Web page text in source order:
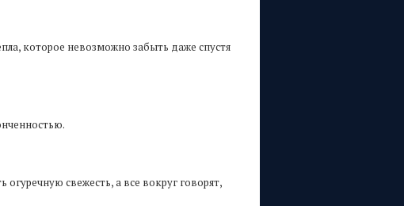
которое невозможно забыть даже спустя
свежесть, а все вокруг говорят,